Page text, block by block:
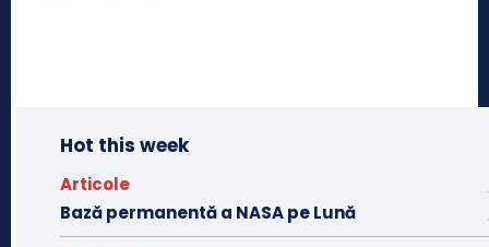
Hot this week
Articole
Bază permanentă a NASA pe Lună